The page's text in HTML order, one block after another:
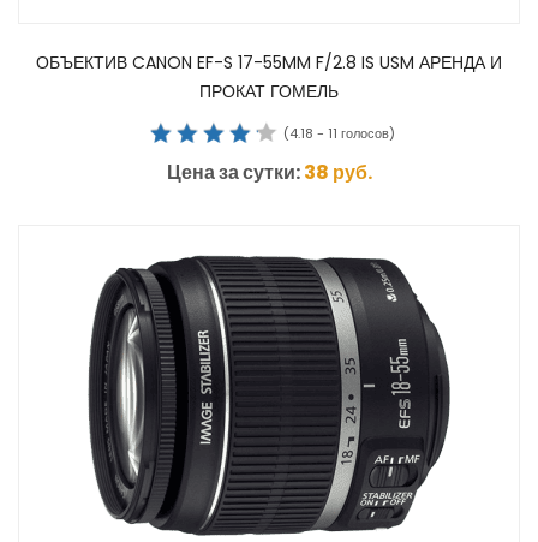
ОБЪЕКТИВ CANON EF-S 17-55MM F/2.8 IS USM АРЕНДА И
ПРОКАТ ГОМЕЛЬ
(4.18 - 11 голосов)
Цена за сутки:38 руб.